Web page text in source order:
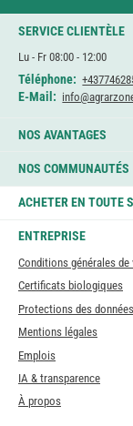
SERVICE CLIENTÈLE
Lu - Fr 08:00 - 12:00
Téléphone:
E-Mail:
NOS AVANTAGES
NOS COMMUNAUTÉS
ACHETER EN TOUTE
ENTREPRISE
Conditions générales de
Certificats biologiques
Protections des données
Mentions légales
Emplois
IA & transparence
À propos